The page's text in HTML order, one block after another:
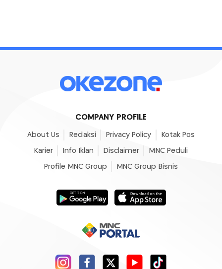
COMPANY PROFILE
About Us Redaksi Privacy Policy Kotak Pos
Karier Info Iklan Disclaimer MNC Peduli
Profile MNC Group MNC Group Bisnis